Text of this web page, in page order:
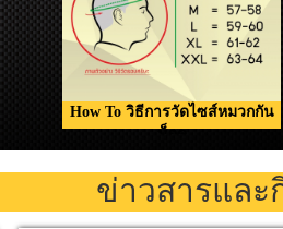
How To วิธีการวัดไซส์หมวกกัน
น็อค
ข่าวสารและ